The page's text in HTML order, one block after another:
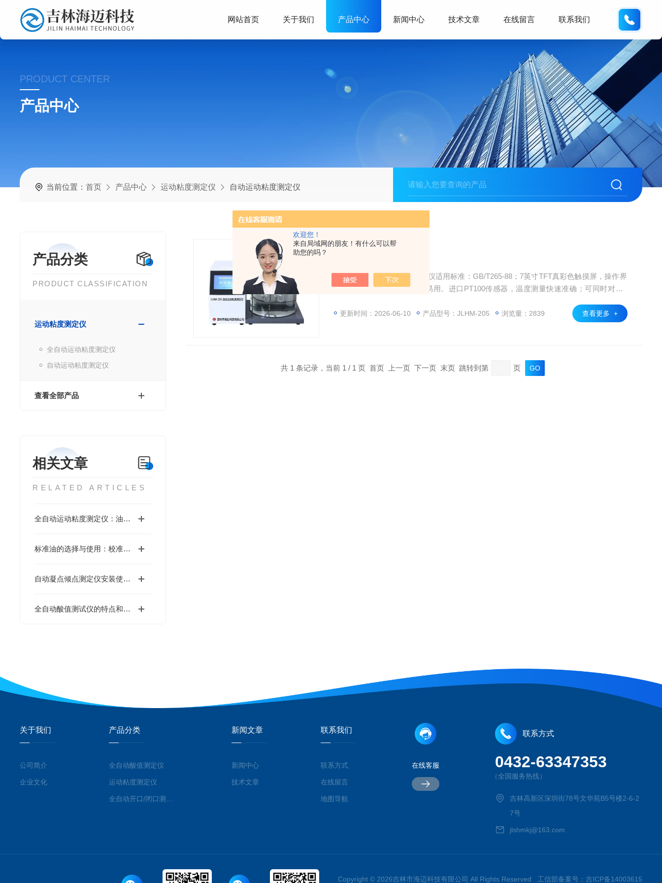
欢迎您！
来自局域网的朋友！有什么可以帮
助您的吗？
网站首页 关于我们 产品中心 新闻中心 技术文章 在线留言 联系我们
PRODUCT CENTER
产品中心
当前位置：首页 产品中心 运动粘度测定仪 自动运动粘度测定仪
产品分类
PRODUCT CLASSIFICATION
运动粘度测定仪
全自动运动粘度测定仪
自动运动粘度测定仪
查看全部产品
相关文章
RELATED ARTICLES
全自动运动粘度测定仪：油品流变性能标准化检测核心设备
标准油的选择与使用：校准全自动运动粘度测定仪的生命线
自动凝点倾点测定仪安装使用的步骤和方法你了解吗？
全自动酸值测试仪的特点和使用步骤你了解多少？
JLHM-205自动运动粘度测定仪适用标准：GB/T265-88；7英寸TFT真彩色触摸屏，操作界
面图文并茂，人机交互简洁易用。进口PT100传感器，温度测量快速准确；可同时对（4
够配制冷设备，进行低温测定。
更新时间：2026-06-10 产品型号：JLHM-205 浏览量：2839 查看更多 +
共 1 条记录，当前 1 / 1 页 首页 上一页 下一页 末页 跳转到第 页
关于我们
公司简介
企业文化
产品分类
全自动酸值测定仪
运动粘度测定仪
新闻文章
新闻中心
技术文章
联系我们
联系方式
在线留言
地图导航
在线客服
联系方式
0432-63347353
（全国服务热线）
吉林高新区深圳街78号文华苑B5号楼2-6-2
7号
jlshmkj@163.com
Copyright © 2026吉林市海迈科技有限公司 All Rights Reserved 工信部备案号： 吉ICP备14003615